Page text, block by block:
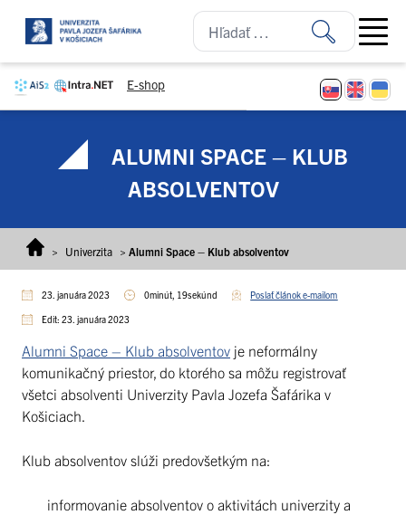
E-shop
Open
ALUMNI SPACE – KLUB
ABSOLVENTOV
> Univerzita > Alumni Space – Klub absolventov
23. januára 2023 0minút, 19sekúnd Poslať článok e-mailom
Edit: 23. januára 2023
Alumni Space – Klub absolventov je neformálny
komunikačný priestor, do ktorého sa môžu registrovať
všetci absolventi Univerzity Pavla Jozefa Šafárika v
Košiciach.
Klub absolventov slúži predovšetkým na:
informovanie absolventov o aktivitách univerzity a